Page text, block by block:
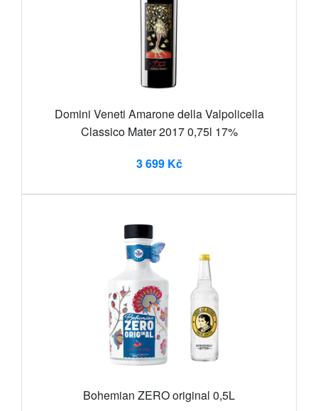
Domini Veneti Amarone della Valpolicella
Classico Mater 2017 0,75l 17%
3 699 Kč
Bohemian ZERO original 0,5L